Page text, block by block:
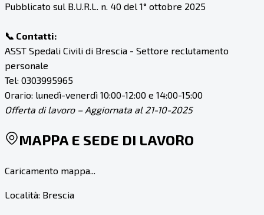
Pubblicato sul B.U.R.L. n. 40 del 1° ottobre 2025
📞 Contatti:
ASST Spedali Civili di Brescia - Settore reclutamento
personale
Tel: 0303995965
Orario: lunedì-venerdì 10:00-12:00 e 14:00-15:00
Offerta di lavoro – Aggiornata al 21-10-2025
MAPPA E SEDE DI LAVORO
Caricamento mappa...
Località: Brescia